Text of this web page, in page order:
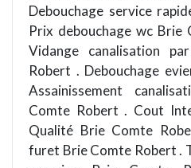
Debouchage service
Prix debouchage wc
Vidange canalisation
Robert . Debouchage
Assainissement
Comte Robert . Cout
Qualité Brie Comte
furet Brie Comte Robert .